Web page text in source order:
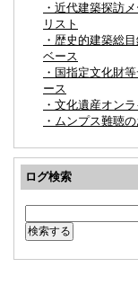
・近代建築探訪
リスト
・歴史的建築総
ベース
・国指定文化財
ース
・文化遺産オン
・ムンプス難聴
ログ検索